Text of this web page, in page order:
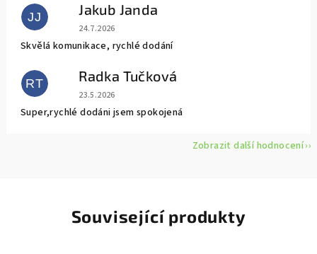
JJ Jakub Janda
Hodnocení obchodu je 5 z 5 hvězdiček.
24.7.2026
Skvělá komunikace, rychlé dodání
RT Radka Tučková
Hodnocení obchodu je 5 z 5 hvězdiček.
23.5.2026
Super,rychlé dodáni jsem spokojená
Zobrazit další hodnocení
Související produkty